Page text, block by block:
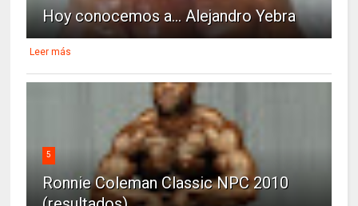
Hoy conocemos a... Alejandro Yebra
Leer más
5
Ronnie Coleman Classic NPC 2010